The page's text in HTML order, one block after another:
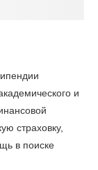
и
страховку,
в поиске